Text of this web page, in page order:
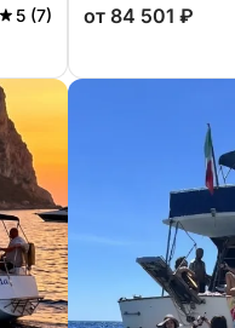
5 (7) от 84 501 ₽